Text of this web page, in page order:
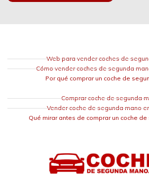
Web para vender coches de
Cómo vender coches de segunda
Por qué comprar un coche de
Comprar coche de segunda
Vender coche de segunda mano
Qué mirar antes de comprar un coche